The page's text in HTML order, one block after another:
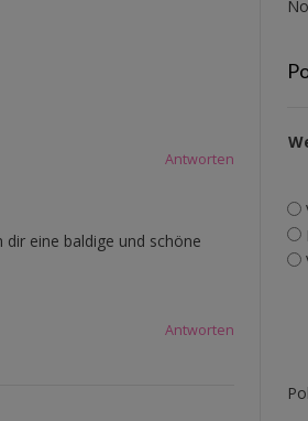
Antworten
eine baldige und schöne
Antworten